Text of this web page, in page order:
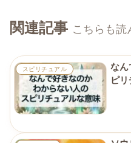
関連記事 こちらも読
スピリチュアル
なん
ピ